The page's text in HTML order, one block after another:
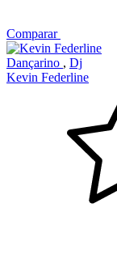
Comparar
Dançarino , Dj
Kevin Federline